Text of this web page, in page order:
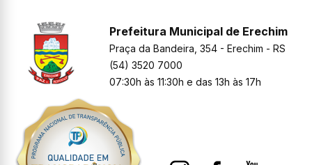
Prefeitura Municipal de Erechim
Praça da Bandeira, 354 - Erechim - RS
(54) 3520 7000
07:30h às 11:30h e das 13h às 17h